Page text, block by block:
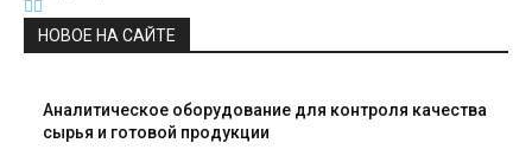
НОВОЕ НА САЙТЕ
Аналитическое оборудование для контроля качества
сырья и готовой продукции